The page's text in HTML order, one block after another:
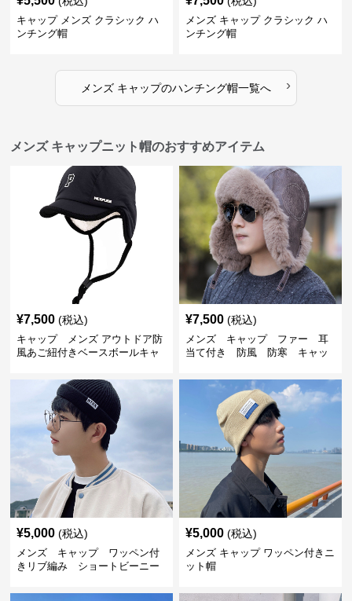
キャップ メンズ クラシック ハ
ンチング帽
メンズ キャップ クラシック ハ
ンチング帽
メンズ キャップのハンチング帽一覧へ ›
メンズ キャップニット帽のおすすめアイテム
¥7,500 (税込)
キャップ メンズ アウトドア防
風あご紐付きベースボールキャ
¥7,500 (税込)
メンズ キャップ ファー 耳
当て付き 防風 防寒 キャッ
¥5,000 (税込)
メンズ キャップ ワッペン付
きリブ編み ショートビーニー
¥5,000 (税込)
メンズ キャップ ワッペン付きニ
ット帽